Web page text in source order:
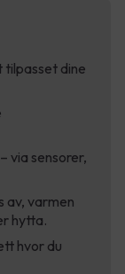
tilpasset dine
via sensorer,
av, varmen
hytta.
hvor du